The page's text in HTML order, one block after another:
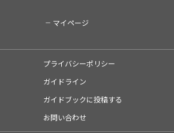
マイページ
プライバシーポリシー
ガイドライン
ガイドブックに投稿する
お問い合わせ